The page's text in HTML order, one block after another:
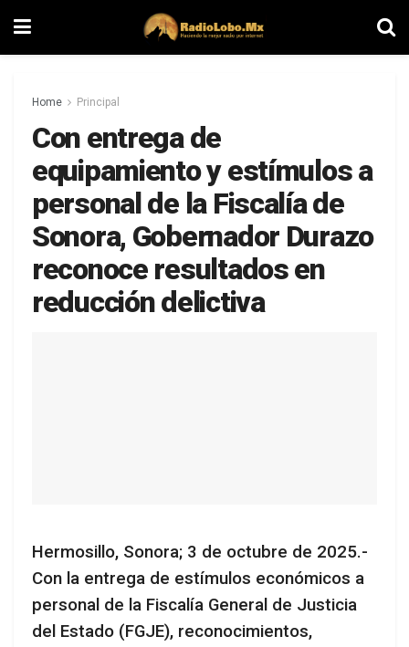
Home Principal
Con entrega de
equipamiento y estímulos a
personal de la Fiscalía de
Sonora, Gobernador Durazo
reconoce resultados en
reducción delictiva
Hermosillo, Sonora; 3 de octubre de 2025.-
Con la entrega de estímulos económicos a
personal de la Fiscalía General de Justicia
del Estado (FGJE), reconocimientos,